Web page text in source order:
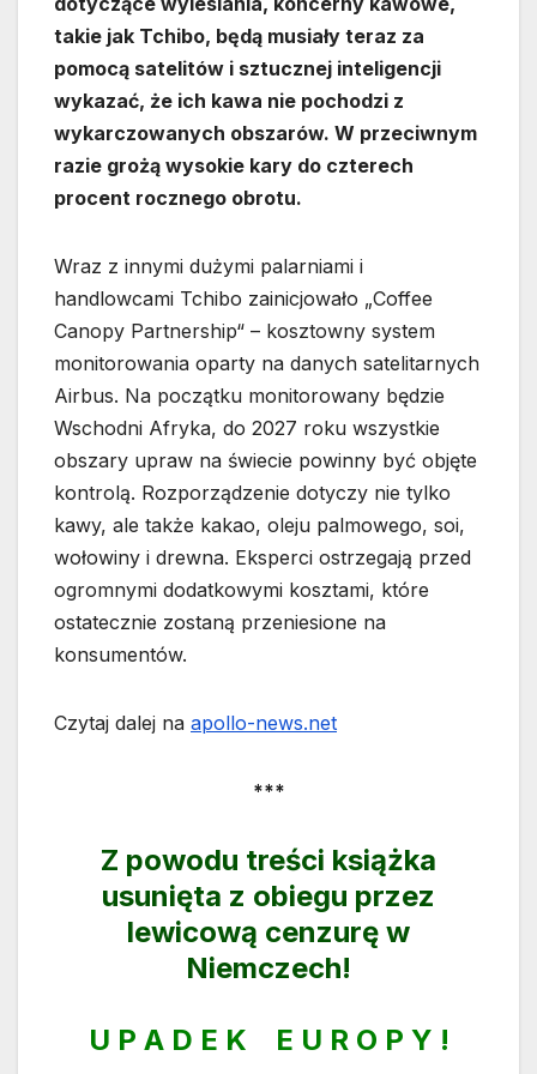
takie jak Tchibo, będą musiały teraz za
pomocą satelitów i sztucznej inteligencji
wykazać, że ich kawa nie pochodzi z
wykarczowanych obszarów. W przeciwnym
razie grożą wysokie kary do czterech
procent rocznego obrotu.
Wraz z innymi dużymi palarniami i
handlowcami Tchibo zainicjowało „Coffee
Canopy Partnership“ – kosztowny system
monitorowania oparty na danych satelitarnych
Airbus. Na początku monitorowany będzie
Wschodni Afryka, do 2027 roku wszystkie
obszary upraw na świecie powinny być objęte
kontrolą. Rozporządzenie dotyczy nie tylko
kawy, ale także kakao, oleju palmowego, soi,
wołowiny i drewna. Eksperci ostrzegają przed
ogromnymi dodatkowymi kosztami, które
ostatecznie zostaną przeniesione na
konsumentów.
Czytaj dalej na apollo-news.net
***
Z powodu treści książka
usunięta z obiegu przez
lewicową cenzurę w
Niemczech!
U P A D E K E U R O P Y !